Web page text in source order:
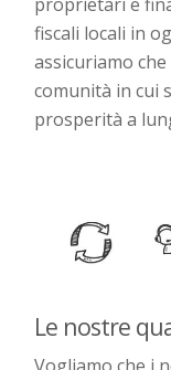
proprietari e
fiscali locali in
assicuriamo
comunità in cui
prosperità a
Le nostre